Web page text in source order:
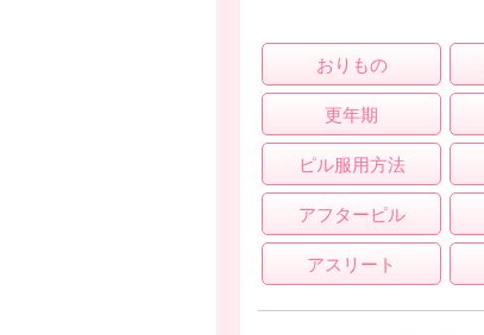
おりもの
更年期
ピル服用方法
アフターピル
アスリート